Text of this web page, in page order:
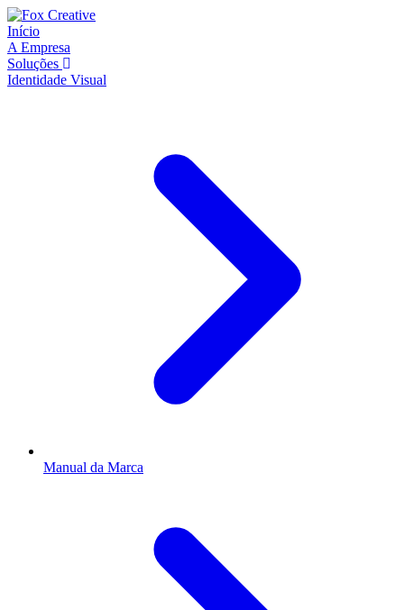
Início
A Empresa
Soluções
Identidade Visual
Manual da Marca